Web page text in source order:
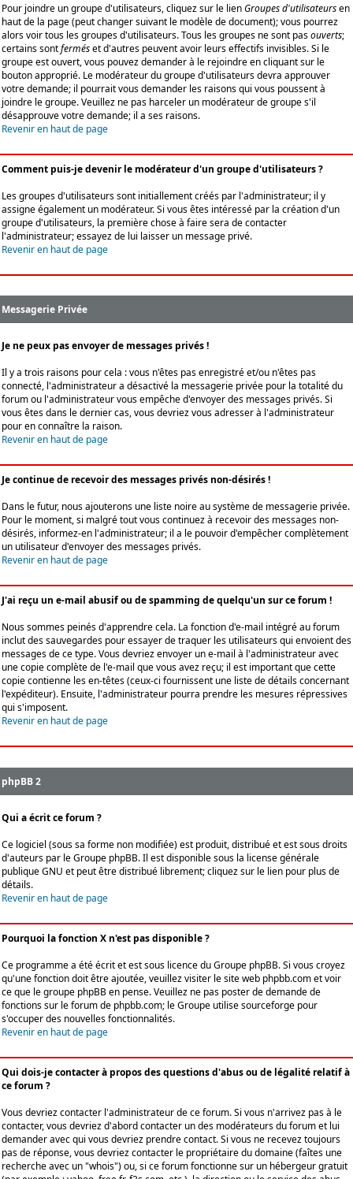
Pour joindre un groupe d'utilisateurs, cliquez sur le lienGroupes d'utilisateursen
haut de la page (peut changer suivant le modèle de document); vous pourrez
alors voir tous les groupes d'utilisateurs. Tous les groupes ne sont pasouverts;
certains sontferméset d'autres peuvent avoir leurs effectifs invisibles. Si le
groupe est ouvert, vous pouvez demander à le rejoindre en cliquant sur le
bouton approprié. Le modérateur du groupe d'utilisateurs devra approuver
votre demande; il pourrait vous demander les raisons qui vous poussent à
joindre le groupe. Veuillez ne pas harceler un modérateur de groupe s'il
désapprouve votre demande; il a ses raisons.
Revenir en haut de page
Comment puis-je devenir le modérateur d'un groupe d'utilisateurs ?
Les groupes d'utilisateurs sont initiallement créés par l'administrateur; il y
assigne également un modérateur. Si vous êtes intéressé par la création d'un
groupe d'utilisateurs, la première chose à faire sera de contacter
l'administrateur; essayez de lui laisser un message privé.
Revenir en haut de page
Messagerie Privée
Je ne peux pas envoyer de messages privés !
Il y a trois raisons pour cela : vous n'êtes pas enregistré et/ou n'êtes pas
connecté, l'administrateur a désactivé la messagerie privée pour la totalité du
forum ou l'administrateur vous empêche d'envoyer des messages privés. Si
vous êtes dans le dernier cas, vous devriez vous adresser à l'administrateur
pour en connaître la raison.
Revenir en haut de page
Je continue de recevoir des messages privés non-désirés !
Dans le futur, nous ajouterons une liste noire au système de messagerie privée.
Pour le moment, si malgré tout vous continuez à recevoir des messages non-
désirés, informez-en l'administrateur; il a le pouvoir d'empêcher complètement
un utilisateur d'envoyer des messages privés.
Revenir en haut de page
J'ai reçu un e-mail abusif ou de spamming de quelqu'un sur ce forum !
Nous sommes peinés d'apprendre cela. La fonction d'e-mail intégré au forum
inclut des sauvegardes pour essayer de traquer les utilisateurs qui envoient des
messages de ce type. Vous devriez envoyer un e-mail à l'administrateur avec
une copie complète de l'e-mail que vous avez reçu; il est important que cette
copie contienne les en-têtes (ceux-ci fournissent une liste de détails concernant
l'expéditeur). Ensuite, l'administrateur pourra prendre les mesures répressives
qui s'imposent.
Revenir en haut de page
phpBB 2
Qui a écrit ce forum ?
Ce logiciel (sous sa forme non modifiée) est produit, distribué et est sous droits
d'auteurs par leGroupe phpBB. Il est disponible sous la license générale
publique GNU et peut être distribué librement; cliquez sur le lien pour plus de
détails.
Revenir en haut de page
Pourquoi la fonction X n'est pas disponible ?
Ce programme a été écrit et est sous licence du Groupe phpBB. Si vous croyez
qu'une fonction doit être ajoutée, veuillez visiter le site web phpbb.com et voir
ce que le groupe phpBB en pense. Veuillez ne pas poster de demande de
fonctions sur le forum de phpbb.com; le Groupe utilise sourceforge pour
s'occuper des nouvelles fonctionnalités.
Revenir en haut de page
Qui dois-je contacter à propos des questions d'abus ou de légalité relatif à
ce forum ?
Vous devriez contacter l'administrateur de ce forum. Si vous n'arrivez pas à le
contacter, vous devriez d'abord contacter un des modérateurs du forum et lui
demander avec qui vous devriez prendre contact. Si vous ne recevez toujours
pas de réponse, vous devriez contacter le propriétaire du domaine (faîtes une
recherche avec un "whois") ou, si ce forum fonctionne sur un hébergeur gratuit